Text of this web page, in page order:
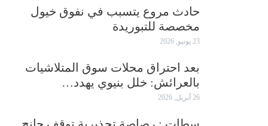
حادث مروع يتسبب في نفوق خيول
مخصصة للتبوريدة
23 يونيو, 2026
بعد احتراق محلات سوق المتلاشيات
بالعرائش: خلل بنيوي يهدد…
26 أبريل, 2026